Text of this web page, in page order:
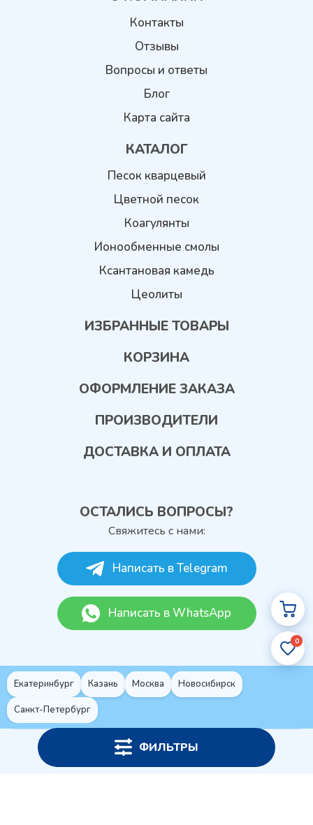
0
ФИЛЬТРЫ
Контакты
Отзывы
Вопросы и ответы
Блог
Карта сайта
КАТАЛОГ
Песок кварцевый
Цветной песок
Коагулянты
Ионообменные смолы
Ксантановая камедь
Цеолиты
ИЗБРАННЫЕ ТОВАРЫ
КОРЗИНА
ОФОРМЛЕНИЕ ЗАКАЗА
ПРОИЗВОДИТЕЛИ
ДОСТАВКА И ОПЛАТА
ОСТАЛИСЬ ВОПРОСЫ?
Свяжитесь с нами:
Написать в Telegram
Написать в WhatsApp
Екатеринбург Казань Москва Новосибирск
Санкт-Петербург
Политика конфиденциальности